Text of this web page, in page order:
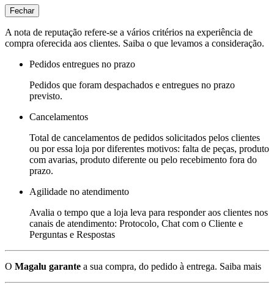
Fechar
A nota de reputação refere-se a vários critérios na experiência de
compra oferecida aos clientes. Saiba o que levamos a consideração.
Pedidos entregues no prazo
Pedidos que foram despachados e entregues no prazo
previsto.
Cancelamentos
Total de cancelamentos de pedidos solicitados pelos clientes
ou por essa loja por diferentes motivos: falta de peças, produto
com avarias, produto diferente ou pelo recebimento fora do
prazo.
Agilidade no atendimento
Avalia o tempo que a loja leva para responder aos clientes nos
canais de atendimento: Protocolo, Chat com o Cliente e
Perguntas e Respostas
O Magalu garante a sua compra, do pedido à entrega. Saiba mais